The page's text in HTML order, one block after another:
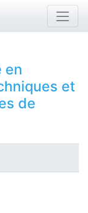
en
et
de